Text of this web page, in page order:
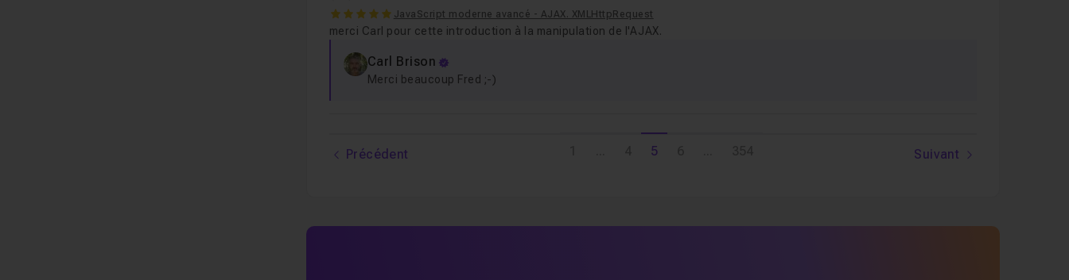
5 JavaScript moderne avancé - AJAX. XMLHttpRequest
merci Carl pour cette introduction à la manipulation de l'AJAX.
Carl Brison
Merci beaucoup Fred ;-)
Précédent 5 Suivant